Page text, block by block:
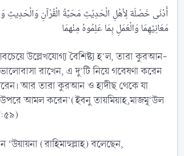
উল্লেখযোগ্য বৈশিষ্ট্য হ’ল, তারা কুরআন-
রাখেন, এ দু’টি নিয়ে গবেষণা করেন
আর তারা কুরআন ও হাদীছ থেকে যা
আমল করেন’(ইবনু তায়মিয়াহ,মাজমূ‘উল
‘উয়ায়না (রাহিমাহুল্লাহ) বলেছেন,